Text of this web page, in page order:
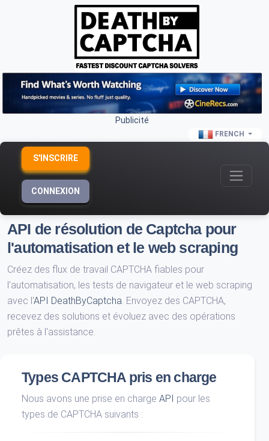
Publicité
FRENCH
S'INSCRIRE
CONNEXION
API de résolution de Captcha pour
l'automatisation et le web scraping
Créez des flux de travail CAPTCHA fiables pour
l'automatisation, les tests de navigateur et le web scraping
avec l'API DeathByCaptcha . Envoyez des CAPTCHA,
recevez des solutions et évoluez avec des opérations
prêtes à l'assistance.
Types CAPTCHA pris en charge
Nous avons une prise en charge API pour les
types de CAPTCHA suivants :